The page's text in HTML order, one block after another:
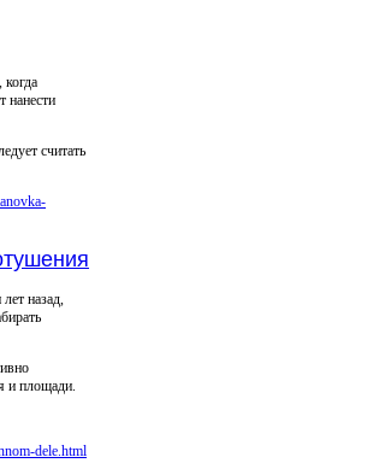
нанести
считать
назад,
и площади.